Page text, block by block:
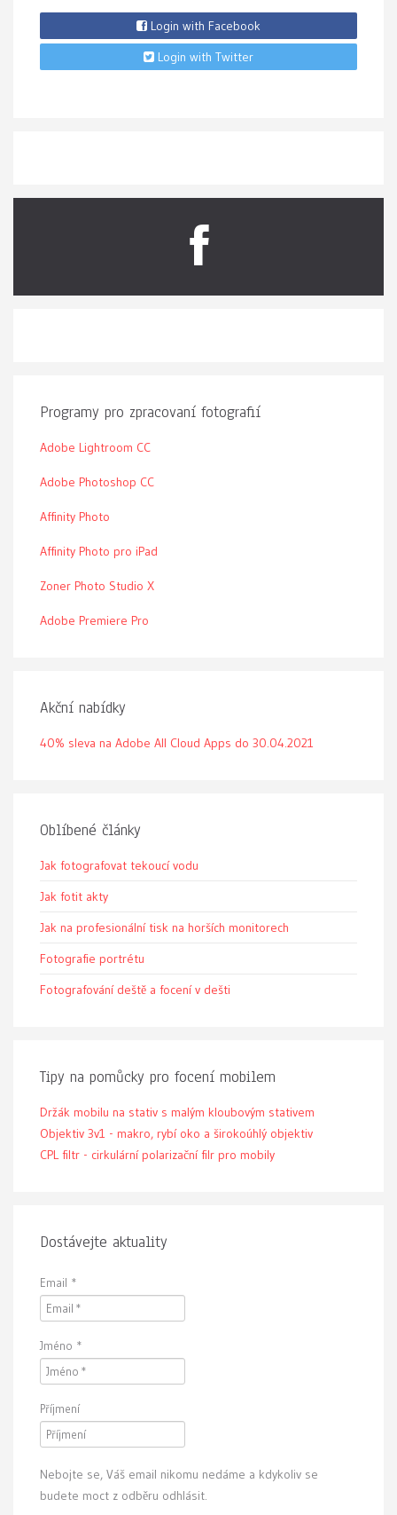
Login with Facebook
Login with Twitter
Programy pro zpracovaní fotografií
Adobe Lightroom CC
Adobe Photoshop CC
Affinity Photo
Affinity Photo pro iPad
Zoner Photo Studio X
Adobe Premiere Pro
Akční nabídky
40% sleva na Adobe All Cloud Apps do 30.04.2021
Oblíbené články
Jak fotografovat tekoucí vodu
Jak fotit akty
Jak na profesionální tisk na horších monitorech
Fotografie portrétu
Fotografování deště a focení v dešti
Tipy na pomůcky pro focení mobilem
Držák mobilu na stativ s malým kloubovým stativem
Objektiv 3v1 - makro, rybí oko a širokoúhlý objektiv
CPL filtr - cirkulární polarizační filr pro mobily
Dostávejte aktuality
Email *
Jméno *
Příjmení
Nebojte se, Váš email nikomu nedáme a kdykoliv se
budete moct z odběru odhlásit.